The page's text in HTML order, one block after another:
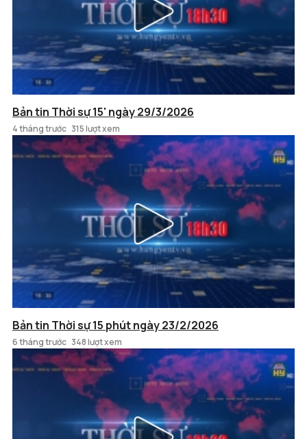
Bản tin Thời sự 15' ngày 29/3/2026
4 tháng trước 315 lượt xem
Bản tin Thời sự 15 phút ngày 23/2/2026
6 tháng trước 348 lượt xem